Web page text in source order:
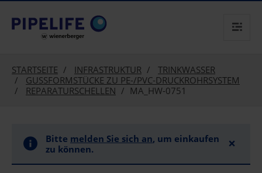
text.skipToContent
text.skipToNavigation
STARTSEITE INFRASTRUKTUR
TRINKWASSER
GUSSFORMSTÜCKE ZU PE-/PVC-DRUCKROHRSYSTEM
REPARATURSCHELLEN
MA_HW-0751
Bitte melden Sie sich an, um einkaufen
zu können.
×